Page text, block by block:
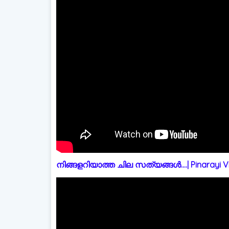
നിങ്ങളറിയാത്ത ചില സത്യങ്ങൾ....| Pinarayi